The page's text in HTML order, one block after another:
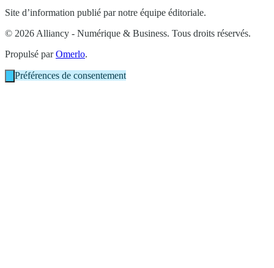
Site d’information publié par notre équipe éditoriale.
© 2026 Alliancy - Numérique & Business. Tous droits réservés.
Propulsé parOmerlo.
Préférences de consentement